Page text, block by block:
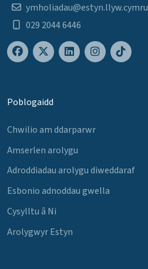
ymholiadau@estyn.llyw.cymru
029 2044 6446
Poblogaidd
Chwilio am ddarparwr
Amserlen arolygu
Adroddiadau arolygu diweddaraf
Esbonio adnoddau gwella
Cysylltu â Ni
Arolygwyr Estyn